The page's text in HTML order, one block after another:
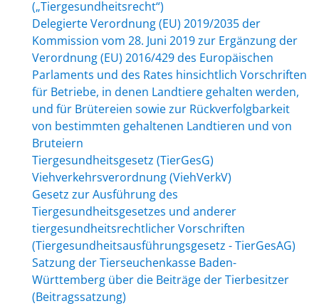
(„Tiergesundheitsrecht“)
Delegierte Verordnung (EU) 2019/2035 der
Kommission vom 28. Juni 2019 zur Ergänzung der
Verordnung (EU) 2016/429 des Europäischen
Parlaments und des Rates hinsichtlich Vorschriften
für Betriebe, in denen Landtiere gehalten werden,
und für Brütereien sowie zur Rückverfolgbarkeit
von bestimmten gehaltenen Landtieren und von
Bruteiern
Tiergesundheitsgesetz (TierGesG)
Viehverkehrsverordnung (ViehVerkV)
Gesetz zur Ausführung des
Tiergesundheitsgesetzes und anderer
tiergesundheitsrechtlicher Vorschriften
(Tiergesundheitsausführungsgesetz - TierGesAG)
Satzung der Tierseuchenkasse Baden-
Württemberg über die Beiträge der Tierbesitzer
(Beitragssatzung)